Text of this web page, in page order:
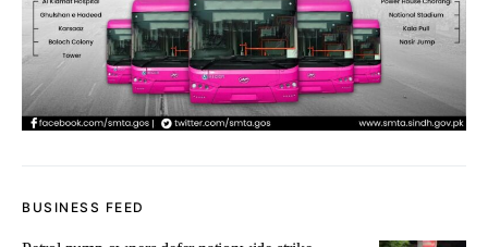
BUSINESS FEED